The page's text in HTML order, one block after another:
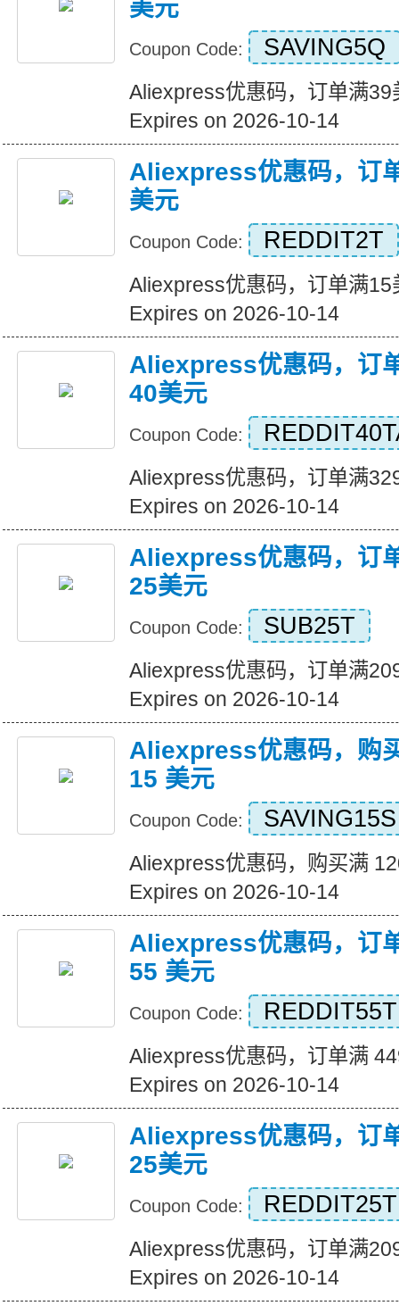
美元
Coupon Code: SAVING5Q
Aliexpress优惠码，订单满39
Expires on 2026-10-14
Aliexpress优惠码，订
美元
Coupon Code: REDDIT2T
Aliexpress优惠码，订单满15
Expires on 2026-10-14
Aliexpress优惠码，订
40美元
Coupon Code:
Aliexpress优惠码，订单满
Expires on 2026-10-14
Aliexpress优惠码，订
25美元
Coupon Code: SUB25T
Aliexpress优惠码，订单满
Expires on 2026-10-14
Aliexpress优惠码，购
15 美元
Coupon Code: SAVING15S
Aliexpress优惠码，购买满
Expires on 2026-10-14
Aliexpress优惠码，订
55 美元
Coupon Code: REDDIT55T
Aliexpress优惠码，订单满
Expires on 2026-10-14
Aliexpress优惠码，订
25美元
Coupon Code: REDDIT25T
Aliexpress优惠码，订单满
Expires on 2026-10-14